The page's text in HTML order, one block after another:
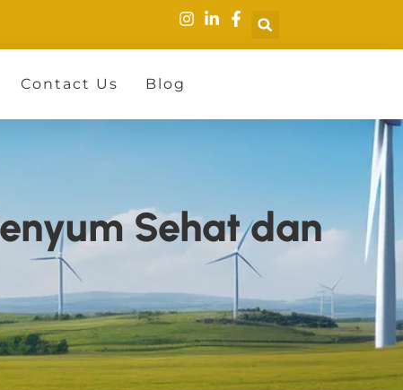
Contact Us Blog
Sehat dan